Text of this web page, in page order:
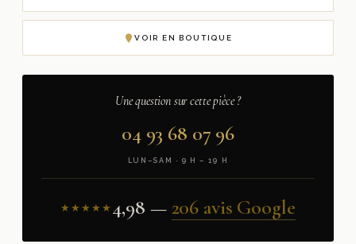
VOIR EN BOUTIQUE
Une question sur cette pièce ?
04 93 68 07 96
LUN–SAM · 9 H – 19 H
★★★★★4,98 —206 avis Google